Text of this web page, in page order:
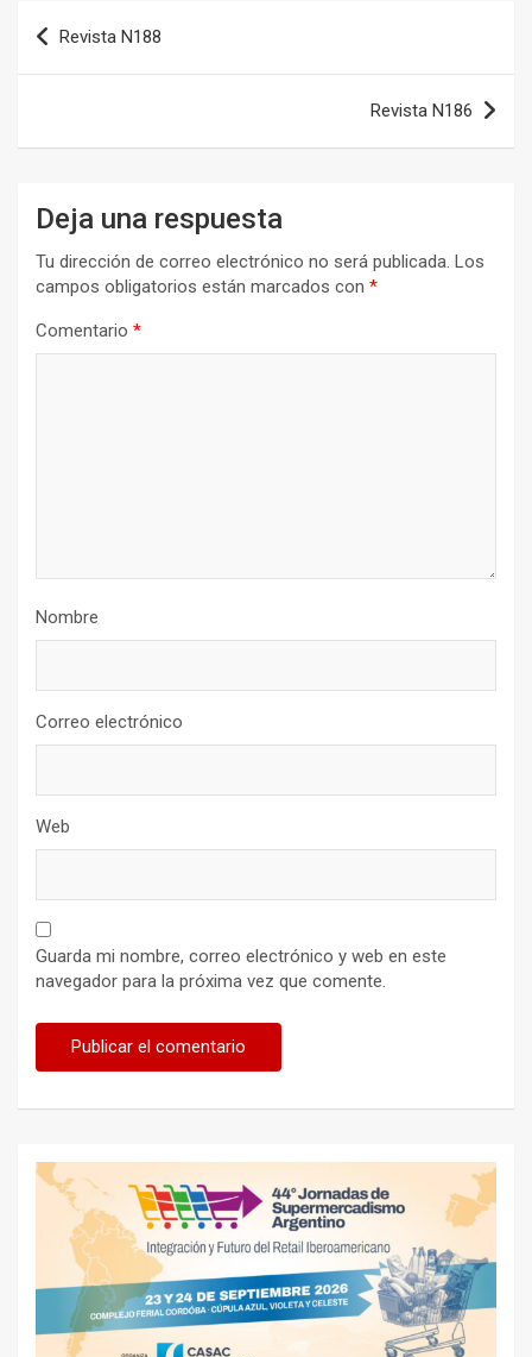
Navegación
de
Revista N188
Revista N186
Deja una respuesta
Tu dirección de correo electrónico no será publicada. Los
campos obligatorios están marcados con *
Comentario *
Nombre
Correo electrónico
Web
Guarda mi nombre, correo electrónico y web en este
navegador para la próxima vez que comente.